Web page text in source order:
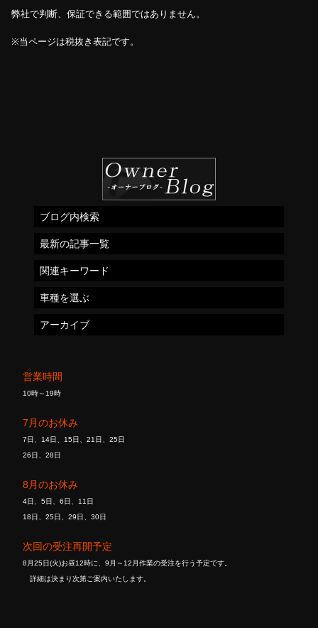
弊社で判断、保証できる範囲ではありません。
※当ページは税抜き表記です。
営業時間
10時～19時
7月のお休み
7日、14日、15日、21日、25日
26日、28日
8月のお休み
4日、5日、6日、11日
18日、25日、29日、30日
次回の受注再開予定
8月25日(火)お昼12時に、9月～12月作業の受注を行う予定です。
詳細は決まり次第ご案内いたします。
ブログ内検索
最新の記事一覧
関連キーワード
車種を選ぶ
アーカイブ